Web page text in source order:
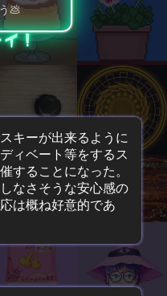
💩
！
キーが出来るように
ィベート等をするス
することになった。
なさそうな安心感の
は概ね好意的であ